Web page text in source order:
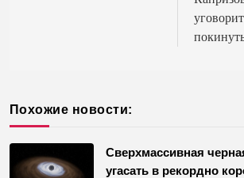
Похожие новости:
Сверхмассивная
угасать в рекордно